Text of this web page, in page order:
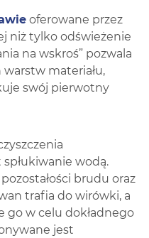
oferowane przez
niż tylko odświeżenie
na wskroś” pozwala
warstw materiału,
swój pierwotny
wodą.
brudu oraz
trafia do wirówki, a
go w celu dokładnego
jest